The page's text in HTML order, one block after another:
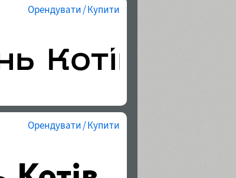
Орендувати / Купити
Орендувати / Купити